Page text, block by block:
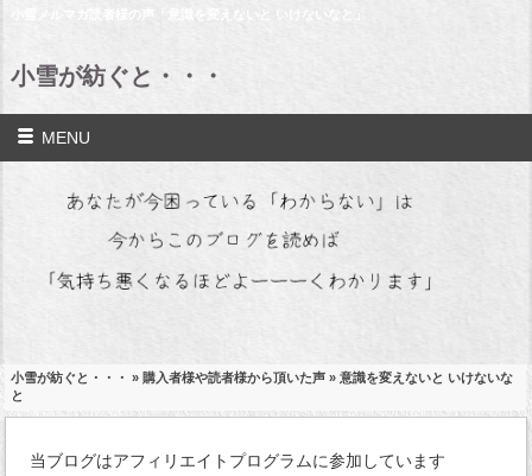
小雪メルマガ読者様の声「意識を変えないと いけないなと」
小雪が紡ぐと・・・
MENU
小雪が紡ぐと・・・ » 購入者様や読者様から頂いた声» 意識を変えないと いけないな
と
当ブログはアフィリエイトプログラムに参加しています